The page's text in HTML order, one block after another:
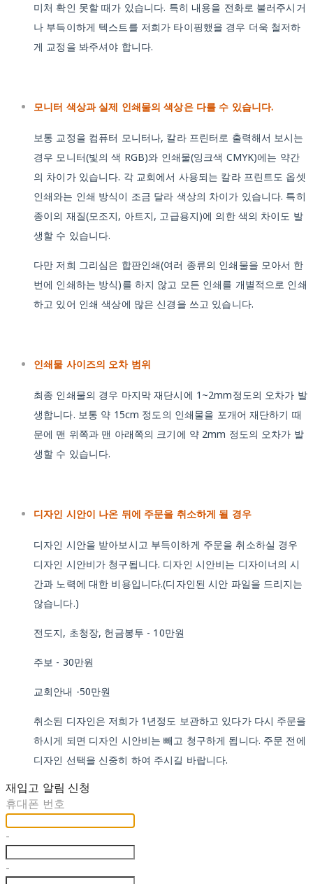
미처 확인 못할 때가 있습니다. 특히 내용을 전화로 불러주시거
나 부득이하게 텍스트를 저희가 타이핑했을 경우 더욱 철저하
게 교정을 봐주셔야 합니다.
모니터 색상과 실제 인쇄물의 색상은 다를 수 있습니다.
보통 교정을 컴퓨터 모니터나, 칼라 프린터로 출력해서 보시는
경우 모니터(빛의 색 RGB)와 인쇄물(잉크색 CMYK)에는 약간
의 차이가 있습니다. 각 교회에서 사용되는 칼라 프린트도 옵셋
인쇄와는 인쇄 방식이 조금 달라 색상의 차이가 있습니다. 특히
종이의 재질(모조지, 아트지, 고급용지)에 의한 색의 차이도 발
생할 수 있습니다.
다만 저희 그리심은 합판인쇄(여러 종류의 인쇄물을 모아서 한
번에 인쇄하는 방식)를 하지 않고 모든 인쇄를 개별적으로 인쇄
하고 있어 인쇄 색상에 많은 신경을 쓰고 있습니다.
인쇄물 사이즈의 오차 범위
최종 인쇄물의 경우 마지막 재단시에 1~2mm정도의 오차가 발
생합니다. 보통 약 15cm 정도의 인쇄물을 포개어 재단하기 때
문에 맨 위쪽과 맨 아래쪽의 크기에 약 2mm 정도의 오차가 발
생할 수 있습니다.
디자인 시안이 나온 뒤에 주문을 취소하게 될 경우
디자인 시안을 받아보시고 부득이하게 주문을 취소하실 경우
디자인 시안비가 청구됩니다. 디자인 시안비는 디자이너의 시
간과 노력에 대한 비용입니다.(디자인된 시안 파일을 드리지는
않습니다.)
전도지, 초청장, 헌금봉투 - 10만원
주보 - 30만원
교회안내 -50만원
취소된 디자인은 저희가 1년정도 보관하고 있다가 다시 주문을
하시게 되면 디자인 시안비는 빼고 청구하게 됩니다. 주문 전에
디자인 선택을 신중히 하여 주시길 바랍니다.
재입고 알림 신청
휴대폰 번호
-
-